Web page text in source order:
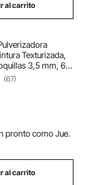
al carrito
Texturizada,
3,5 mm, 6
Aire Comprimido
Palomitas de Maíz,
de Naranja
(67)
pronto como Jue.
al carrito